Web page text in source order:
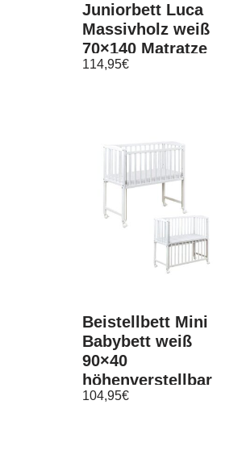
Juniorbett Luca
Massivholz weiß
70×140 Matratze
114,95€
Beistellbett Mini
Babybett weiß
90×40
höhenverstellbar
Matratze
104,95€